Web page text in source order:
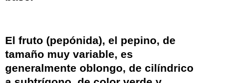
El fruto (pepónida), el pepino, de
tamaño muy variable, es
generalmente oblongo, de cilíndrico